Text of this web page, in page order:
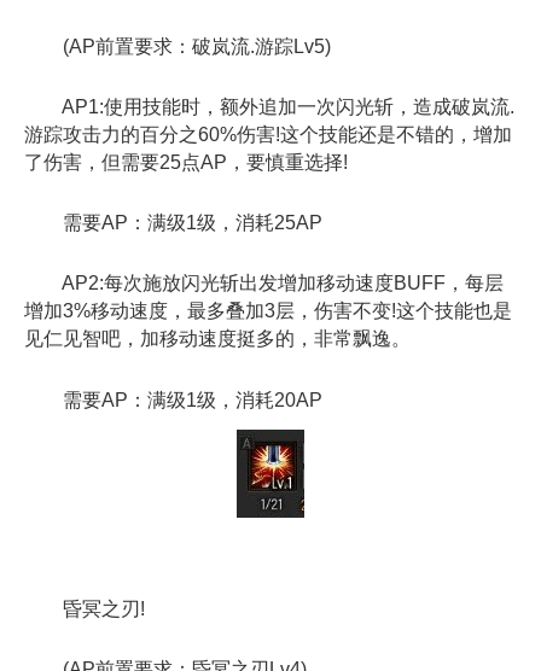
(AP前置要求：破岚流.游踪Lv5)
AP1:使用技能时，额外追加一次闪光斩，造成破岚流.
游踪攻击力的百分之60%伤害!这个技能还是不错的，增加
了伤害，但需要25点AP，要慎重选择!
需要AP：满级1级，消耗25AP
AP2:每次施放闪光斩出发增加移动速度BUFF，每层
增加3%移动速度，最多叠加3层，伤害不变!这个技能也是
见仁见智吧，加移动速度挺多的，非常飘逸。
需要AP：满级1级，消耗20AP
昏冥之刃!